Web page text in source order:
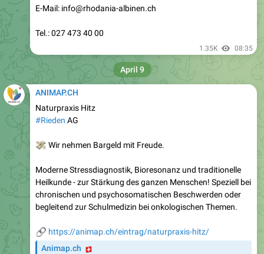
E-Mail: info@rhodania-albinen.ch
Tel.: 027 473 40 00
1.35K 08:35
ANIMAP.CH
Naturpraxis Hitz
#Rieden AG
Wir nehmen Bargeld mit Freude.
Moderne Stressdiagnostik, Bioresonanz und traditionelle
Heilkunde - zur Stärkung des ganzen Menschen! Speziell bei
chronischen und psychosomatischen Beschwerden oder
begleitend zur Schulmedizin bei onkologischen Themen.
https://animap.ch/eintrag/naturpraxis-hitz/
Animap.ch
🇨🇭
April 9